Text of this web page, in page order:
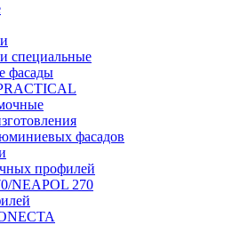
специальные
фасады
фасадов
профилей
NEAPOL 270